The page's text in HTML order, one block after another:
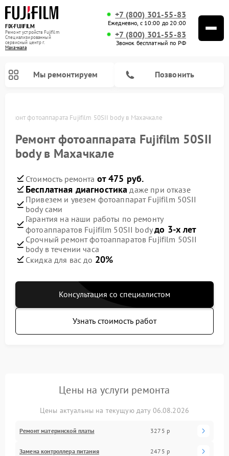
FIX-FUJIFILM
Ремонт устройств Fujifilm
Специализированный
cервисный центр г.
Махачкала
+7 (800) 301-55-83
Ежедневно, с 10:00 до 20:00
+7 (800) 301-55-83
Звонок бесплатный по РФ
Мы ремонтируем Позвонить
Ремонт фотоаппарата Fujifilm 50SII body в Махачкале
Ремонт фотоаппарата Fujifilm 50SII
body в Махачкале
Стоимость ремонта от 475 руб.
Бесплатная диагностика даже при отказе
Привезем и увезем фотоаппарат Fujifilm 50SII
body сами
Гарантия на наши работы по ремонту
фотоаппаратов Fujifilm 50SII bodyдо 3-х лет
Срочный ремонт фотоаппаратов Fujifilm 50SII
body в течении часа
Скидка для вас до 20%
Консультация со специалистом
Узнать стоимость работ
Цены на услуги ремонта
Цены актуальны на текущую дату 06.08.2026
Ремонт материнской платы 3275 р
Замена контроллера питания 2475 р